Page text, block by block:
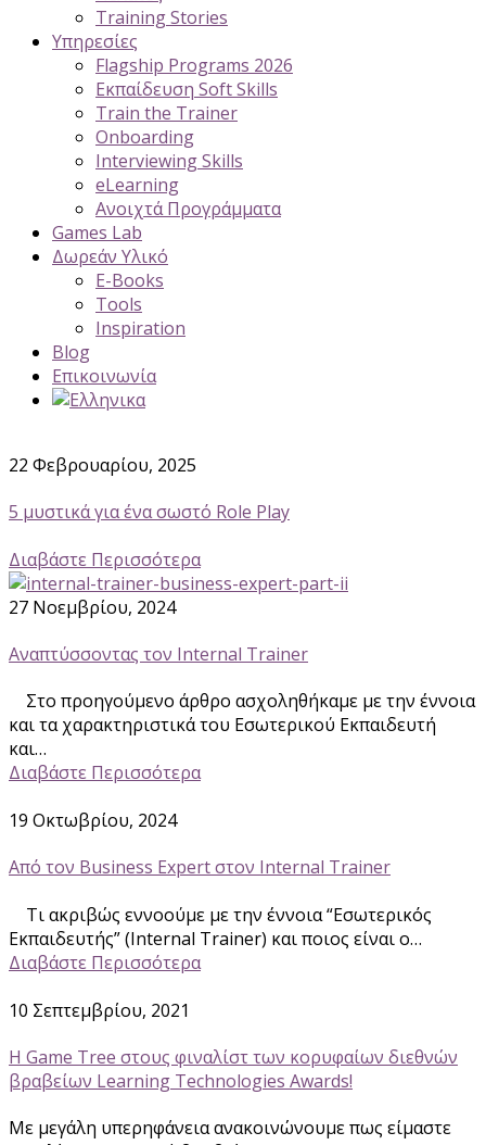
Training Stories
Υπηρεσίες
Flagship Programs 2026
Εκπαίδευση Soft Skills
Train the Trainer
Onboarding
Interviewing Skills
eLearning
Ανοιχτά Προγράμματα
Games Lab
Δωρεάν Υλικό
E-Books
Tools
Inspiration
Blog
Επικοινωνία
22 Φεβρουαρίου, 2025
5 μυστικά για ένα σωστό Role Play
Διαβάστε Περισσότερα
27 Νοεμβρίου, 2024
Αναπτύσσοντας τον Internal Trainer
Στο προηγούμενο άρθρο ασχοληθήκαμε με την έννοια
και τα χαρακτηριστικά του Εσωτερικού Εκπαιδευτή
και…
Διαβάστε Περισσότερα
19 Οκτωβρίου, 2024
Από τον Business Expert στον Internal Trainer
Τι ακριβώς εννοούμε με την έννοια “Εσωτερικός
Εκπαιδευτής” (Internal Trainer) και ποιος είναι ο…
Διαβάστε Περισσότερα
10 Σεπτεμβρίου, 2021
H Game Tree στους φιναλίστ των κορυφαίων διεθνών
βραβείων Learning Technologies Awards!
Με μεγάλη υπερηφάνεια ανακοινώνουμε πως είμαστε